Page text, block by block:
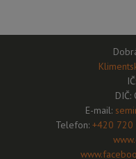
E-mail:
Telefon: +420